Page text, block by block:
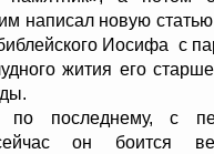
написал новую
Иосифа с
жития его
по последнему, с
он боится